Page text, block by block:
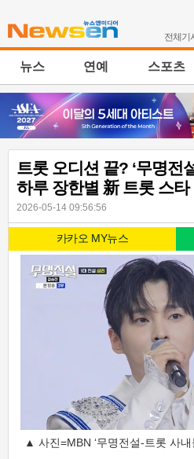
전체기
뉴스 연예 스포츠
트롯 오디션 끝? ‘무명전
하루 장한별 新 트롯 스타
2026-05-14 09:56:56
카카오 MY뉴스
▲ 사진=MBN ‘무명전설-트롯 사내